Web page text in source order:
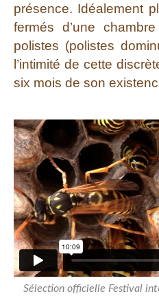
présence. Idéalement
fermés d’une
polistes (polistes
l’intimité de cette
six mois de son
Sélection officielle Festival